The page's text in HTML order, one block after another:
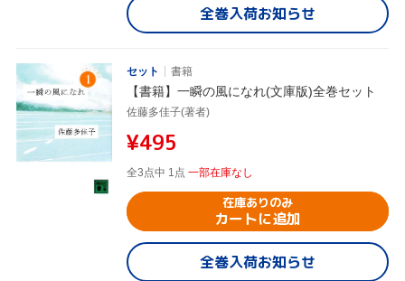
全巻入荷お知らせ
セット 書籍
【書籍】一瞬の風になれ(文庫版)全巻セット
佐藤多佳子(著者)
¥495
全3点中 1点 一部在庫なし
在庫ありのみ
カートに追加
全巻入荷お知らせ